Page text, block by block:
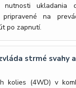
nutnosti ukladania
na
po zapnutí.
strmé svahy
kolies (4WD) v